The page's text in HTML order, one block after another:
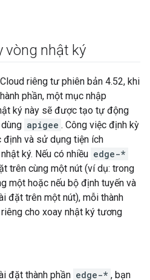
vòng nhật ký
riêng tư phiên bản 4.52, khi
phần, một mục nhập
ký này sẽ được tạo tự động
apigee . Công việc định kỳ
và sử dụng tiện ích
ký. Nếu có nhiều edge-*
trên cùng một nút (ví dụ: trong
một hoặc nếu bộ định tuyến và
đặt trên một nút), mỗi thành
cho xoay nhật ký tương
đặt thành phần edge-* , bạn